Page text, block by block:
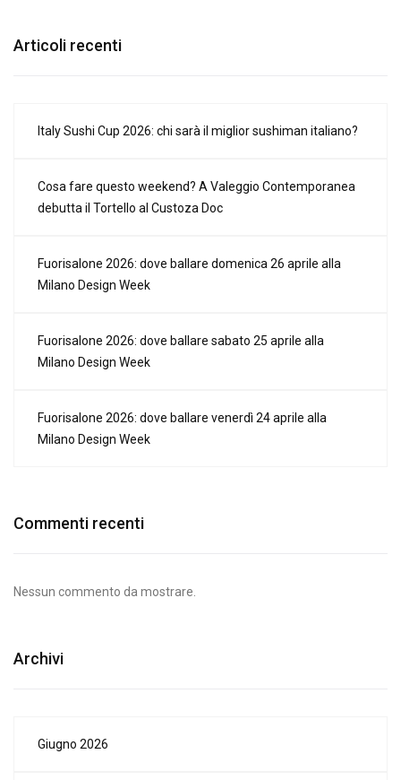
Articoli recenti
Italy Sushi Cup 2026: chi sarà il miglior sushiman italiano?
Cosa fare questo weekend? A Valeggio Contemporanea
debutta il Tortello al Custoza Doc
Fuorisalone 2026: dove ballare domenica 26 aprile alla
Milano Design Week
Fuorisalone 2026: dove ballare sabato 25 aprile alla
Milano Design Week
Fuorisalone 2026: dove ballare venerdì 24 aprile alla
Milano Design Week
Commenti recenti
Nessun commento da mostrare.
Archivi
Giugno 2026